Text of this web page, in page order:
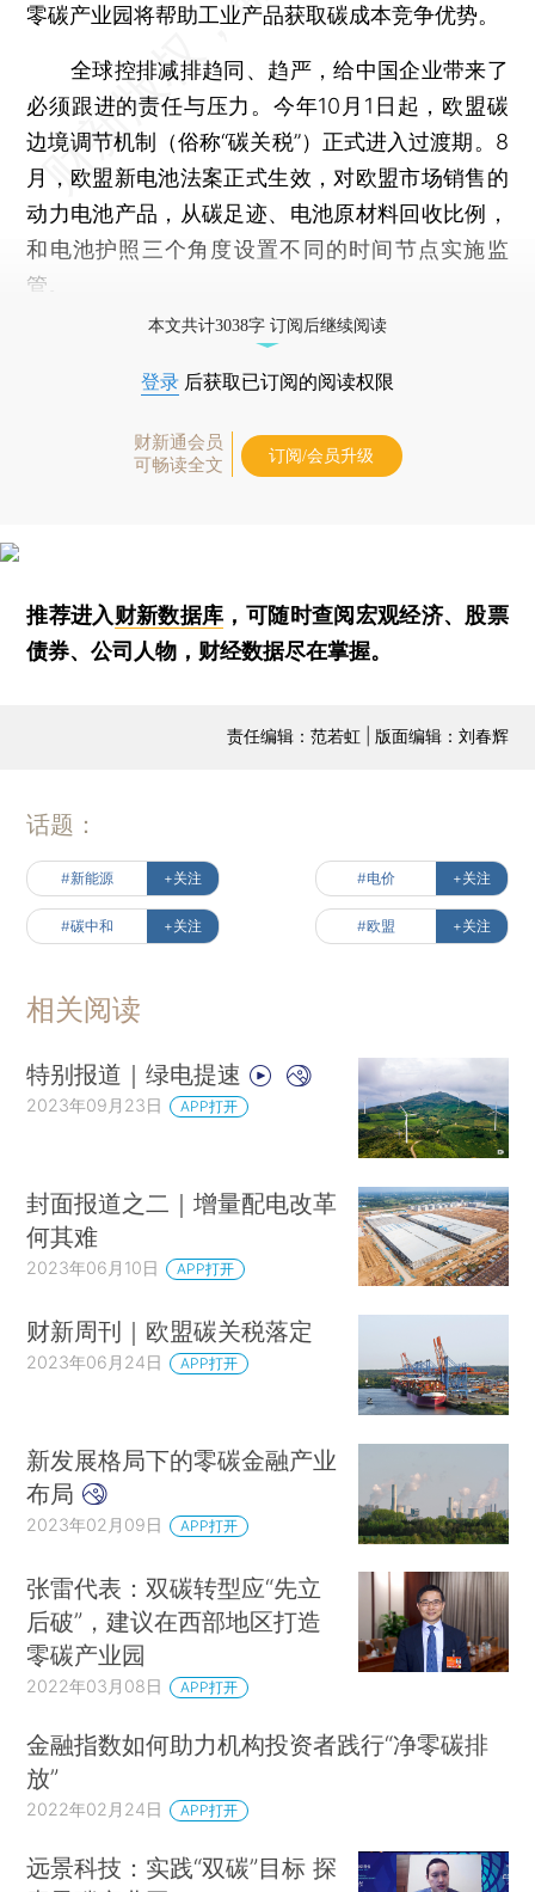
零碳产业园将帮助工业产品获取碳成本竞争优势。
全球控排减排趋同、趋严，给中国企业带来了
必须跟进的责任与压力。今年10月1日起，欧盟碳
边境调节机制（俗称“碳关税”）正式进入过渡期。8
月，欧盟新电池法案正式生效，对欧盟市场销售的
动力电池产品，从碳足迹、电池原材料回收比例，
和电池护照三个角度设置不同的时间节点实施监
管。
本文共计3038字 订阅后继续阅读
登录 后获取已订阅的阅读权限
财新通会员
可畅读全文
订阅/会员升级
推荐进入财新数据库 ，可随时查阅宏观经济、股票
债券、公司人物，财经数据尽在掌握。
责任编辑：范若虹 | 版面编辑：刘春辉
话题：
#新能源 +关注 #电价 +关注
#碳中和 +关注 #欧盟 +关注
相关阅读
特别报道｜绿电提速
2023年09月23日 APP打开
封面报道之二｜增量配电改革
何其难
2023年06月10日 APP打开
财新周刊｜欧盟碳关税落定
2023年06月24日 APP打开
新发展格局下的零碳金融产业
布局
2023年02月09日 APP打开
张雷代表：双碳转型应“先立
后破”，建议在西部地区打造
零碳产业园
2022年03月08日 APP打开
金融指数如何助力机构投资者践行“净零碳排
放”
2022年02月24日 APP打开
远景科技：实践“双碳”目标 探